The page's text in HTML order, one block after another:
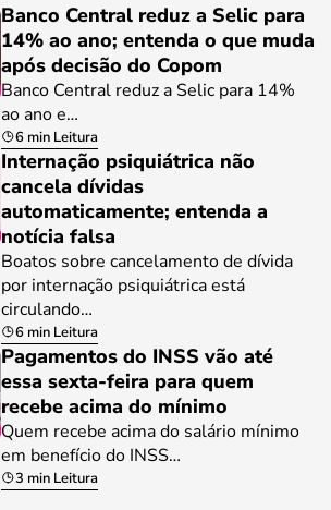
Banco Central reduz a Selic para
14% ao ano; entenda o que muda
após decisão do Copom
Banco Central reduz a Selic para 14%
ao ano e…
6 min Leitura
Internação psiquiátrica não
cancela dívidas
automaticamente; entenda a
notícia falsa
Boatos sobre cancelamento de dívida
por internação psiquiátrica está
circulando…
6 min Leitura
Pagamentos do INSS vão até
essa sexta-feira para quem
recebe acima do mínimo
Quem recebe acima do salário mínimo
em benefício do INSS…
3 min Leitura